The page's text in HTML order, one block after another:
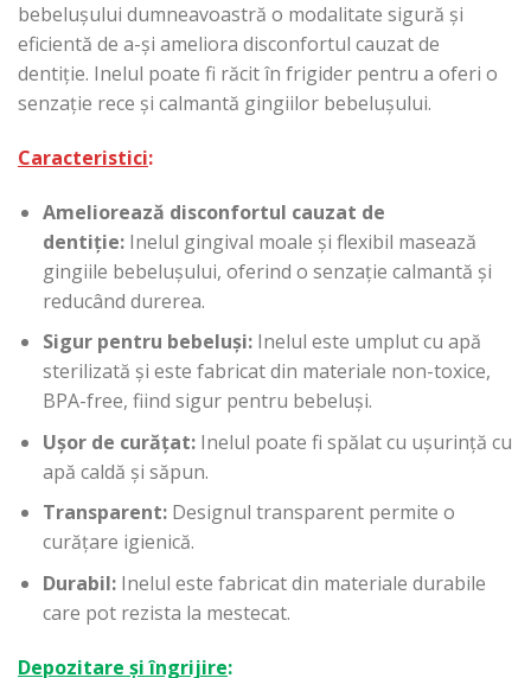
bebelușului dumneavoastră o modalitate sigură și
eficientă de a-și ameliora disconfortul cauzat de
dentiție. Inelul poate fi răcit în frigider pentru a oferi o
senzație rece și calmantă gingiilor bebelușului.
Caracteristici:
Ameliorează disconfortul cauzat de
dentiție:Inelul gingival moale și flexibil masează
gingiile bebelușului, oferind o senzație calmantă și
reducând durerea.
Sigur pentru bebeluși:Inelul este umplut cu apă
sterilizată și este fabricat din materiale non-toxice,
BPA-free, fiind sigur pentru bebeluși.
Ușor de curățat:Inelul poate fi spălat cu ușurință cu
apă caldă și săpun.
Transparent:Designul transparent permite o
curățare igienică.
Durabil:Inelul este fabricat din materiale durabile
care pot rezista la mestecat.
Depozitare și îngrijire: